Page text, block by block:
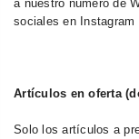
a nuestro número de
sociales en Instagram
Artículos en oferta
Solo los artículos a